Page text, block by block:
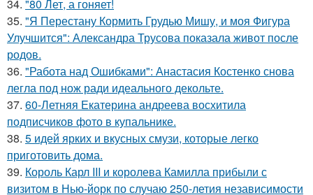
34. "80 Лет, а гоняет!
35. "Я Перестану Кормить Грудью Мишу, и моя Фигура
Улучшится": Александра Трусова показала живот после
родов.
36. "Работа над Ошибками": Анастасия Костенко снова
легла под нож ради идеального декольте.
37. 60-Летняя Екатерина андреева восхитила
подписчиков фото в купальнике.
38. 5 идей ярких и вкусных смузи, которые легко
приготовить дома.
39. Король Карл III и королева Камилла прибыли с
визитом в Нью-йорк по случаю 250-летия независимости